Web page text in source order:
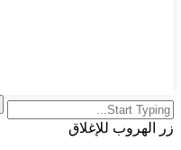
زر الهروب للإغلاق